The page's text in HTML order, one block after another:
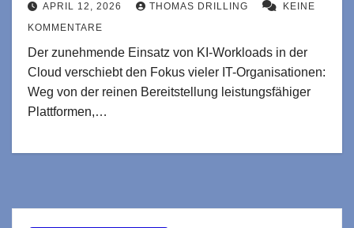
APRIL 12, 2026 THOMAS DRILLING
KEINE
KOMMENTARE
Der zunehmende Einsatz von KI-Workloads in der
Cloud verschiebt den Fokus vieler IT-Organisationen:
Weg von der reinen Bereitstellung leistungsfähiger
Plattformen,…